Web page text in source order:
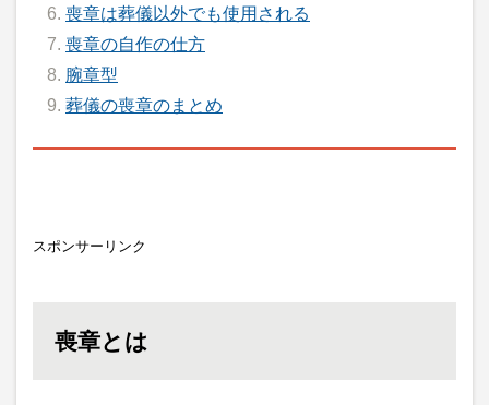
喪章は葬儀以外でも使用される
喪章の自作の仕方
腕章型
葬儀の喪章のまとめ
スポンサーリンク
喪章とは